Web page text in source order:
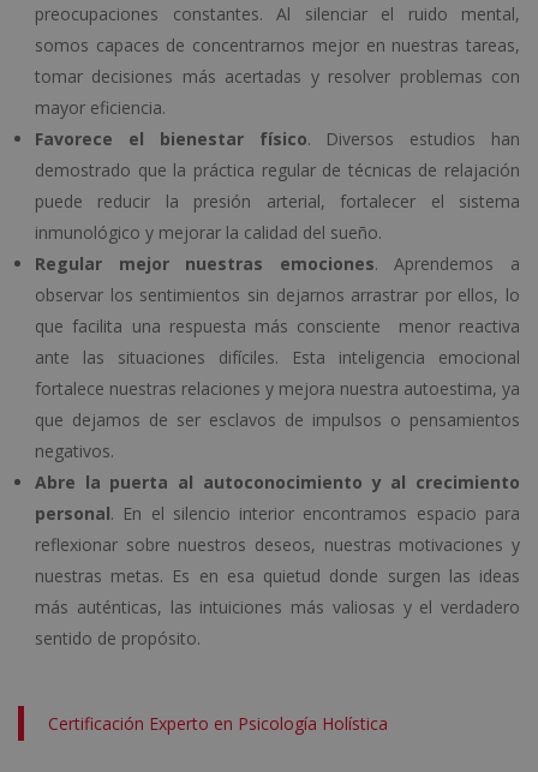
preocupaciones constantes. Al silenciar el ruido mental,
somos capaces de concentrarnos mejor en nuestras tareas,
tomar decisiones más acertadas y resolver problemas con
mayor eficiencia.
Favorece el bienestar físico. Diversos estudios han
demostrado que la práctica regular de técnicas de relajación
puede reducir la presión arterial, fortalecer el sistema
inmunológico y mejorar la calidad del sueño.
Regular mejor nuestras emociones. Aprendemos a
observar los sentimientos sin dejarnos arrastrar por ellos, lo
que facilita una respuesta más consciente menor reactiva
ante las situaciones difíciles. Esta inteligencia emocional
fortalece nuestras relaciones y mejora nuestra autoestima, ya
que dejamos de ser esclavos de impulsos o pensamientos
negativos.
Abre la puerta al autoconocimiento y al crecimiento
personal. En el silencio interior encontramos espacio para
reflexionar sobre nuestros deseos, nuestras motivaciones y
nuestras metas. Es en esa quietud donde surgen las ideas
más auténticas, las intuiciones más valiosas y el verdadero
sentido de propósito.
Certificación Experto en Psicología Holística